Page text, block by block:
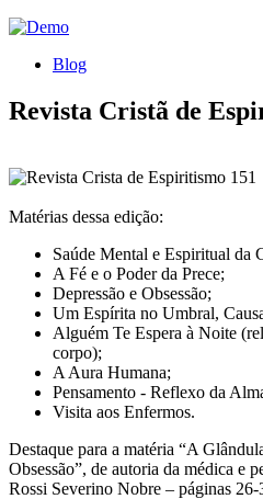
Blog
Revista Cristã de
Matérias dessa edição:
Saúde Mental e Espiritual da
A Fé e o Poder da Prece;
Depressão e Obsessão;
Um Espírita no Umbral,
Alguém Te Espera à Noite
corpo);
A Aura Humana;
Pensamento - Reflexo da
Visita aos Enfermos.
Destaque para a matéria “A
Obsessão”, de autoria da médica e
Rossi Severino Nobre – páginas 26-